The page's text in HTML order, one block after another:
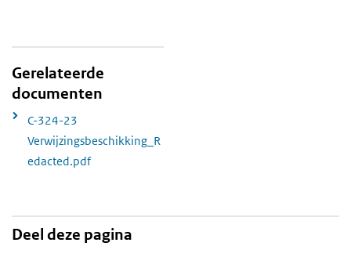
Gerelateerde
documenten
C-324-23
Verwijzingsbeschikking_R
edacted.pdf
Deel deze pagina